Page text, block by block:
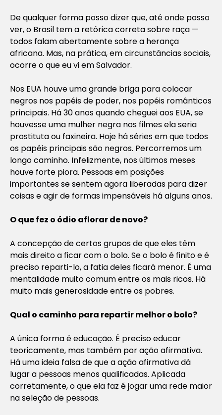
De qualquer forma posso dizer que, até onde posso
ver, o Brasil tem a retórica correta sobre raça —
todos falam abertamente sobre a herança
africana. Mas, na prática, em circunstâncias sociais,
ocorre o que eu vi em Salvador.
Nos EUA houve uma grande briga para colocar
negros nos papéis de poder, nos papéis românticos
principais. Há 30 anos quando cheguei aos EUA, se
houvesse uma mulher negra nos filmes ela seria
prostituta ou faxineira. Hoje há séries em que todos
os papéis principais são negros. Percorremos um
longo caminho. Infelizmente, nos últimos meses
houve forte piora. Pessoas em posições
importantes se sentem agora liberadas para dizer
coisas e agir de formas impensáveis há alguns anos.
O que fez o ódio aflorar de novo?
A concepção de certos grupos de que eles têm
mais direito a ficar com o bolo. Se o bolo é finito e é
preciso reparti-lo, a fatia deles ficará menor. É uma
mentalidade muito comum entre os mais ricos. Há
muito mais generosidade entre os pobres.
Qual o caminho para repartir melhor o bolo?
A única forma é educação. É preciso educar
teoricamente, mas também por ação afirmativa.
Há uma ideia falsa de que a ação afirmativa dá
lugar a pessoas menos qualificadas. Aplicada
corretamente, o que ela faz é jogar uma rede maior
na seleção de pessoas.